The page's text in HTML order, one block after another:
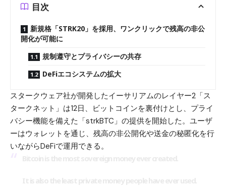
目次
新規格「STRK20」を採用、ワンクリックで残高の非公
開化が可能に
規制遵守とプライバシーの共存
DeFiエコシステムの拡大
スタークウェア社が開発したイーサリアムのレイヤー2「ス
タークネット」は12日、ビットコインを裏付けとし、プライ
バシー機能を備えた「strkBTC」の提供を開始した。ユーザ
ーはウォレットを通じ、残高の非公開化や送金の秘匿化を行
いながらDeFiで運用できる。